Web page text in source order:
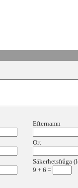
Efternamn
Ort
Säkerhetsfråga
9 + 6 =